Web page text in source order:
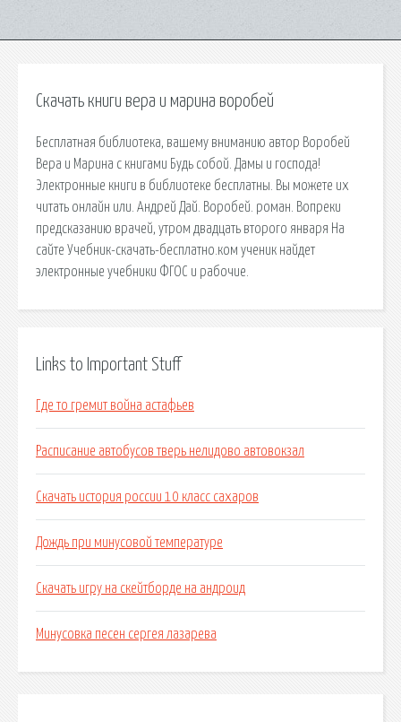
Скачать книги вера и марина воробей
Бесплатная библиотека, вашему вниманию автор Воробей
Вера и Марина с книгами Будь собой. Дамы и господа!
Электронные книги в библиотеке бесплатны. Вы можете их
читать онлайн или. Андрей Дай. Воробей. роман. Вопреки
предсказанию врачей, утром двадцать второго января На
сайте Учебник-скачать-бесплатно.ком ученик найдет
электронные учебники ФГОС и рабочие.
Links to Important Stuff
Где то гремит война астафьев
Расписание автобусов тверь нелидово автовокзал
Скачать история россии 10 класс сахаров
Дождь при минусовой температуре
Скачать игру на скейтборде на андроид
Минусовка песен сергея лазарева